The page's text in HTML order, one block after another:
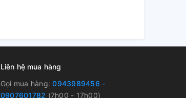
Liên hệ mua hàng
Gọi mua hàng:0943989456 -
0907601782 (7h00 - 17h00)